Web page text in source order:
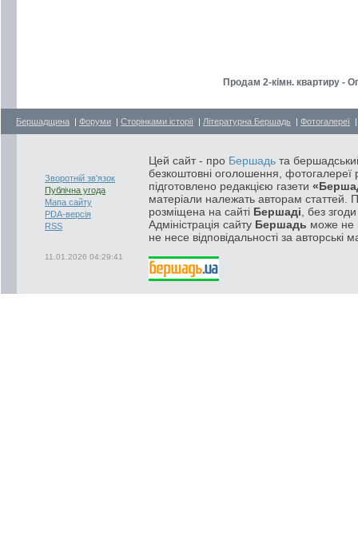
Продам 2-кiмн. квартиру -
Бершадщина | Форуми | Сторінками історії | Літературна Бершадь | Фотогалереї
Зворотній зв'язок
Публічна угода
Мапа сайту
PDA-версія
RSS
11.01.2026 04:29:41
Цей сайт - про Бершадь та
безкоштовні оголошення, фотогалереї
підготовлено редакцією газети
матеріали належать авторам статтей.
розміщена на сайті Бершаді , без
Адміністрація сайту Бершадь може не
не несе відповідальності за авторські